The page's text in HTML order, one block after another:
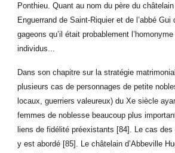
Ponthieu. Quant au nom du père du
Enguerrand de Saint-Riquier et de l’abbé Gui
gageons qu’il était probablement
individus...
Dans son chapitre sur la stratégie
plusieurs cas de personnages de petite
locaux, guerriers valeureux) du Xe siècle
femmes de noblesse beaucoup plus
liens de fidélité préexistants [84]. Le cas
y est abordé [85]. Le châtelain d’Abbeville